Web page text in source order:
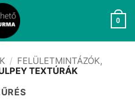
0
/ FELÜLETMINTÁZÓK,
TEXTÚRÁK